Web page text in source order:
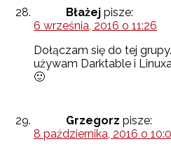
Błażej pisze:
6 września, 2016 o 11:26
Dołączam się do tej
używam Darktable i
🙂
Grzegorz pisze:
8 października, 2016 o